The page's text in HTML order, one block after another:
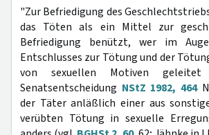
"Zur Befriedigung des
das Töten als ein Mittel zur
Befriedigung benützt, wer im
Entschlusses zur Tötung und der
von sexuellen Motiven
Senatsentscheidung NStZ 1982, 464
der Täter anläßlich einer aus
verübten Tötung in sexuelle